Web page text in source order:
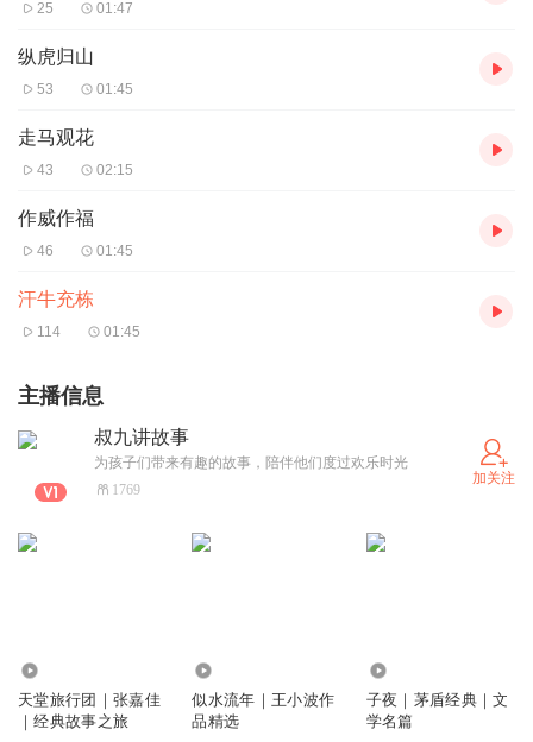
25 01:47
纵虎归山
53 01:45
走马观花
43 02:15
作威作福
46 01:45
汗牛充栋
114 01:45
主播信息
叔九讲故事
为孩子们带来有趣的故事，陪伴他们度过欢乐时光
1769
加关注
天堂旅行团｜张嘉佳
｜经典故事之旅
似水流年｜王小波作
品精选
子夜｜茅盾经典｜文
学名篇